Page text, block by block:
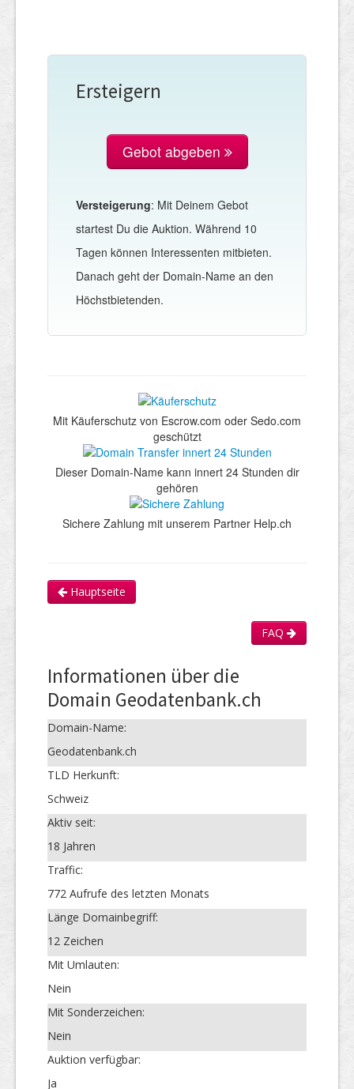
Ersteigern
Gebot abgeben
Versteigerung: Mit Deinem Gebot
startest Du die Auktion. Während 10
Tagen können Interessenten mitbieten.
Danach geht der Domain-Name an den
Höchstbietenden.
Mit Käuferschutz von Escrow.com oder Sedo.com
geschützt
Dieser Domain-Name kann innert 24 Stunden dir
gehören
Sichere Zahlung mit unserem Partner Help.ch
Hauptseite
FAQ
Informationen über die
Domain Geodatenbank.ch
Domain-Name:
Geodatenbank.ch
TLD Herkunft:
Schweiz
Aktiv seit:
18 Jahren
Traffic:
772 Aufrufe des letzten Monats
Länge Domainbegriff:
12 Zeichen
Mit Umlauten:
Nein
Mit Sonderzeichen:
Nein
Auktion verfügbar:
Ja